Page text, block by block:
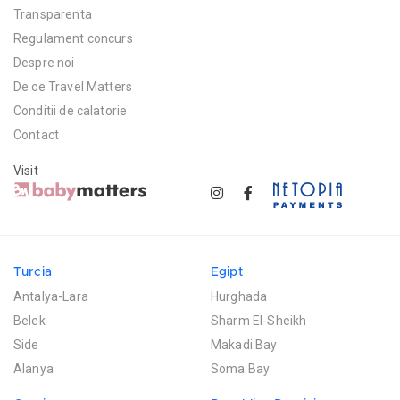
Transparenta
Regulament concurs
Despre noi
De ce Travel Matters
Conditii de calatorie
Contact
Visit
Turcia
Antalya-Lara
Belek
Side
Alanya
Egipt
Hurghada
Sharm El-Sheikh
Makadi Bay
Soma Bay